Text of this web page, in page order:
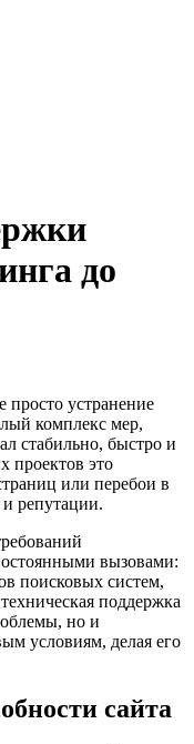
до
просто устранение
комплекс мер,
стабильно, быстро и
проектов это
или перебои в
и репутации.
вызовами:
поисковых систем,
поддержка
но и
условиям, делая его
сайта